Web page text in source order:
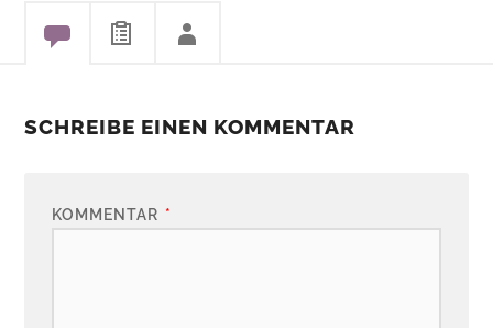
SCHREIBE EINEN KOMMENTAR
KOMMENTAR *